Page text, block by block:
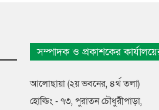
সম্পাদক ও প্রকাশকের
আলোছায়া (২য় ভবনের, ৪র্থ তলা)
হোল্ডিং - ৭৩, পুরাতন চৌধুরীপাড়া,